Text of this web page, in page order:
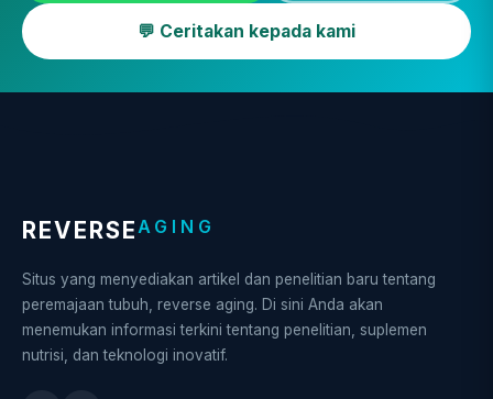
💬 Ceritakan kepada kami
REVERSE AGING
Situs yang menyediakan artikel dan penelitian baru tentang
peremajaan tubuh, reverse aging. Di sini Anda akan
menemukan informasi terkini tentang penelitian, suplemen
nutrisi, dan teknologi inovatif.